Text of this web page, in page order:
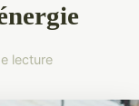
lecture